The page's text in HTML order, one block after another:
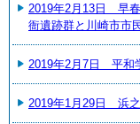
2019年2月13日 早
衙遺跡群と川崎市市
2019年2月7日 平和
2019年1月29日 浜